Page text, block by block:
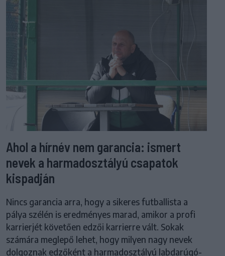
Ahol a hírnév nem garancia: ismert
nevek a harmadosztályú csapatok
kispadján
Nincs garancia arra, hogy a sikeres futballista a
pálya szélén is eredményes marad, amikor a profi
karrierjét követően edzői karrierre vált. Sokak
számára meglepő lehet, hogy milyen nagy nevek
dolgoznak edzőként a harmadosztályú labdarúgó-